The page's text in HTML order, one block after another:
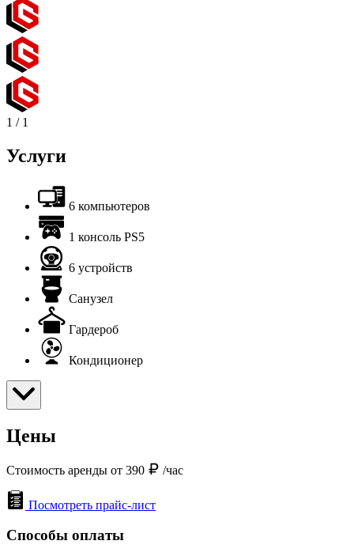
1 / 1
Услуги
6 компьютеров
1 консоль PS5
6 устройств
Санузел
Гардероб
Кондиционер
Цены
Стоимость аренды от 390 /час
Посмотреть прайс-лист
Способы оплаты